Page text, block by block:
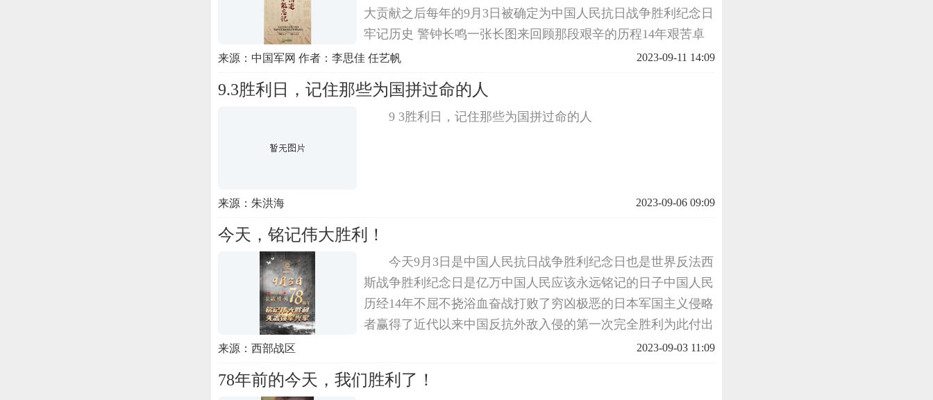
大贡献之后每年的9月3日被确定为中国人民抗日战争胜利纪念日
牢记历史 警钟长鸣一张长图来回顾那段艰辛的历程14年艰苦卓
绝抗战中国人民在共产党领导下不畏强暴、血战到底百折不挠、
来源：中国军网 作者：李思佳 任艺帆 2023-09-11 14:09
9.3胜利日，记住那些为国拼过命的人
9 3胜利日，记住那些为国拼过命的人
来源：朱洪海 2023-09-06 09:09
今天，铭记伟大胜利！
今天9月3日是中国人民抗日战争胜利纪念日也是世界反法西
斯战争胜利纪念日是亿万中国人民应该永远铭记的日子中国人民
历经14年不屈不挠浴血奋战打败了穷凶极恶的日本军国主义侵略
者赢得了近代以来中国反抗外敌入侵的第一次完全胜利为此付出
来源：西部战区 2023-09-03 11:09
78年前的今天，我们胜利了！